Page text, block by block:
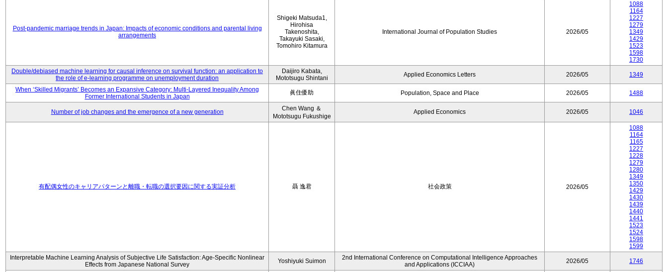
Post-pandemic marriage trends in Japan: Impacts of economic conditions and parental living
arrangements
Shigeki Matsuda1,
Hirohisa
Takenoshita,
Takayuki Sasaki,
Tomohiro Kitamura
International Journal of Population Studies 2026/05
1088
1164
1227
1279
1349
1429
1523
1598
1730
Double/debiased machine learning for causal inference on survival function: an application to
the role of e-learning programme on unemployment duration
Daijiro Kabata,
Mototsugu Shintani
Applied Economics Letters 2026/05 1349
When ‘Skilled Migrants’ Becomes an Expansive Category: Multi-Layered Inequality Among
Former International Students in Japan
眞住優助 Population, Space and Place 2026/05 1488
Number of job changes and the emergence of a new generation
Chen Wang ＆
Mototsugu Fukushige
Applied Economics 2026/05 1046
有配偶女性のキャリアパターンと離職・転職の選択要因に関する実証分析 聶 逸君 社会政策 2026/05
1088
1164
1165
1227
1228
1279
1280
1349
1350
1429
1430
1439
1440
1441
1523
1524
1598
1599
Interpretable Machine Learning Analysis of Subjective Life Satisfaction: Age-Specific Nonlinear
Effects from Japanese National Survey
Yoshiyuki Suimon
2nd International Conference on Computational Intelligence Approaches
and Applications (ICCIAA)
2026/05 1746